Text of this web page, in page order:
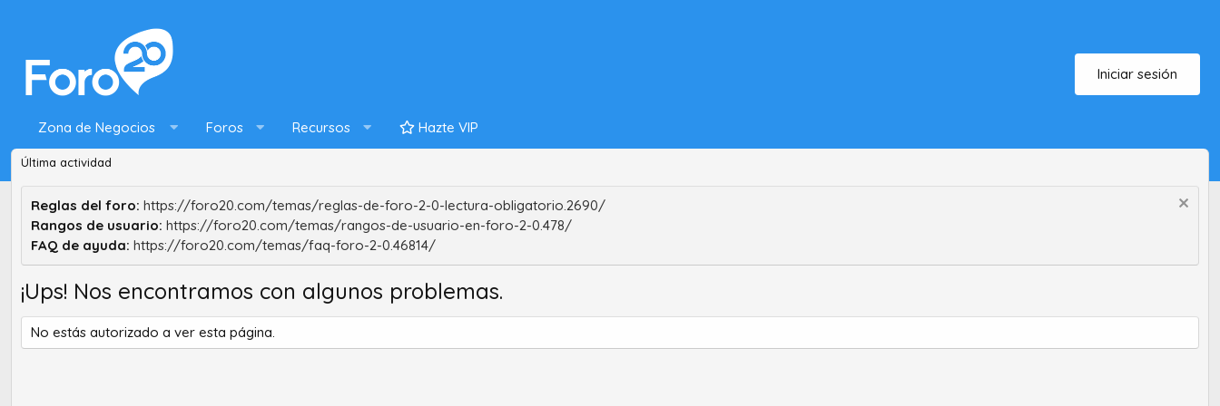
Iniciar sesión
Zona de Negocios Foros Recursos Hazte VIP
Última actividad
Reglas del foro: https://foro20.com/temas/reglas-de-foro-2-0-lectura-obligatorio.2690/
Rangos de usuario: https://foro20.com/temas/rangos-de-usuario-en-foro-2-0.478/
FAQ de ayuda: https://foro20.com/temas/faq-foro-2-0.46814/
¡Ups! Nos encontramos con algunos problemas.
No estás autorizado a ver esta página.